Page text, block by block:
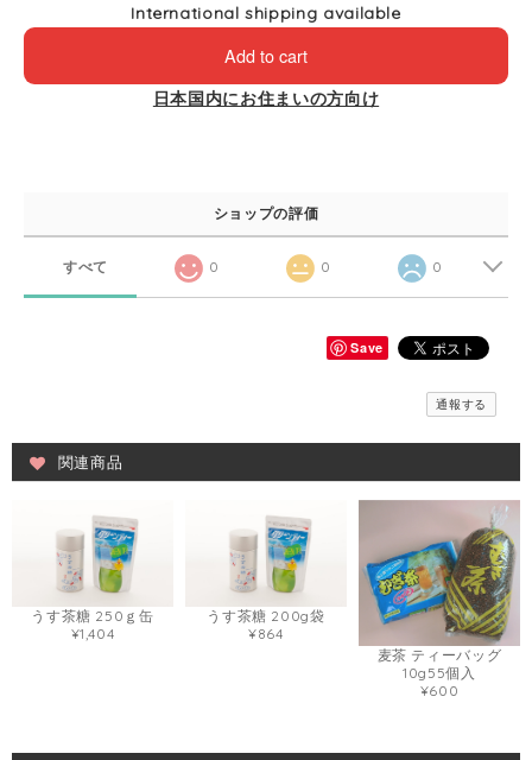
International shipping available
Add to cart
日本国内にお住まいの方向け
ショップの評価
すべて 0 0 0
Save
通報する
関連商品
うす茶糖 250ｇ缶
¥1,404
うす茶糖 200g袋
¥864
麦茶 ティーバッグ
10g55個入
¥600